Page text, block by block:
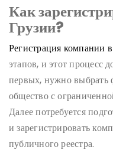
Как
Грузии?
Регистрация компании
этапов, и этот процесс
первых, нужно выбрать
общество с
Далее потребуется
и зарегистрировать
публичного реестра.